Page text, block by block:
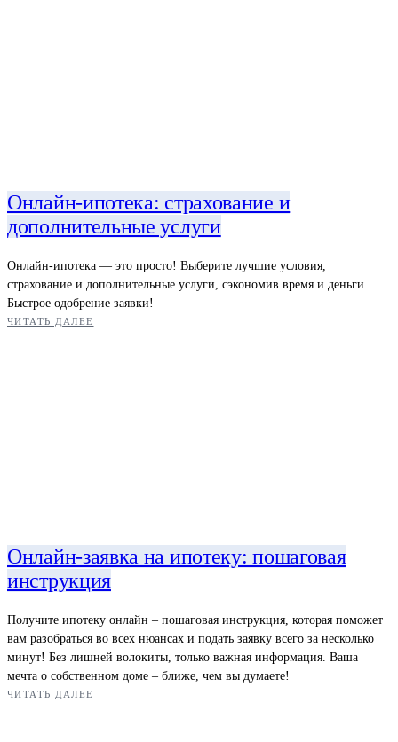
Онлайн-ипотека: страхование и
дополнительные услуги
Онлайн-ипотека — это просто! Выберите лучшие условия,
страхование и дополнительные услуги, сэкономив время и деньги.
Быстрое одобрение заявки!
ЧИТАТЬ ДАЛЕЕ
Онлайн-заявка на ипотеку: пошаговая
инструкция
Получите ипотеку онлайн – пошаговая инструкция, которая поможет
вам разобраться во всех нюансах и подать заявку всего за несколько
минут! Без лишней волокиты, только важная информация. Ваша
мечта о собственном доме – ближе, чем вы думаете!
ЧИТАТЬ ДАЛЕЕ